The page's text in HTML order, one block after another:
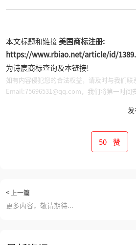
本文标题和链接美国商标注册:
https://www.rbiao.net/article/id/
为诗宸商标查询及本链接!
如有内容侵犯您的合法权益，请及时与我们联
Email:75696531@qq.com，我们将第一时间
50 赞
< 上一篇
更多内容，敬请期待...